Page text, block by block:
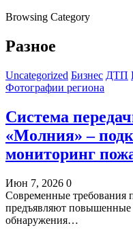
Browsing Category
Разное
Uncategorized Бизнес ДТП
Фотографии региона
Система
«Молния» –
мониторинг
Июн 7, 2026 0
Современные требования
предъявляют повышенные
обнаружения…